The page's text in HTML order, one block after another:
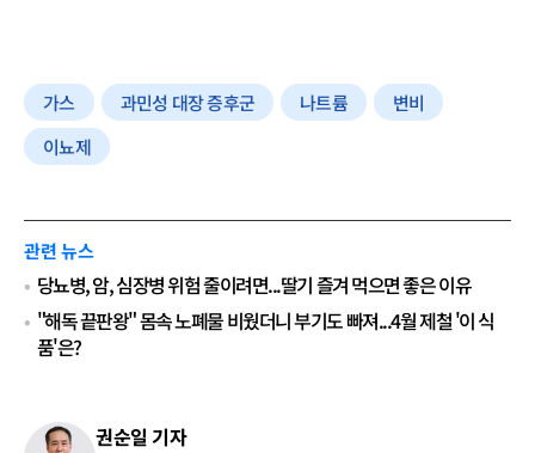
가스 과민성 대장 증후군 나트륨
변비
이뇨제
관련 뉴스
당뇨병, 암, 심장병 위험 줄이려면...딸기 즐겨 먹으면 좋은 이유
"해독 끝판왕" 몸속 노폐물 비웠더니 부기도 빠져...4월 제철 '이 식
품'은?
권순일 기자